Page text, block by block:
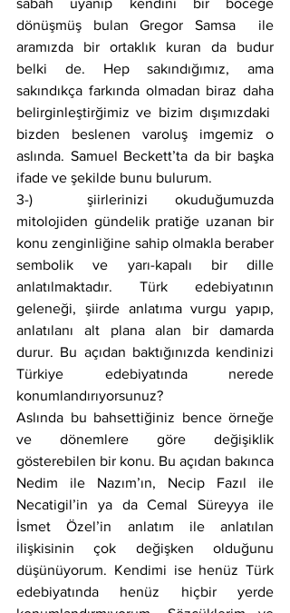
sabah uyanıp kendini bir böceğe
dönüşmüş bulan Gregor Samsa  ile
aramızda bir ortaklık kuran da budur
belki de. Hep sakındığımız, ama
sakındıkça farkında olmadan biraz daha
belirginleştirğimiz ve bizim dışımızdaki
bizden beslenen varoluş imgemiz o
aslında. Samuel Beckett’ta da bir başka
ifade ve şekilde bunu bulurum.
3-)  şiirlerinizi okuduğumuzda
mitolojiden gündelik pratiğe uzanan bir
konu zenginliğine sahip olmakla beraber
sembolik ve yarı-kapalı bir dille
anlatılmaktadır. Türk edebiyatının
geleneği, şiirde anlatıma vurgu yapıp,
anlatılanı alt plana alan bir damarda
durur. Bu açıdan baktığınızda kendinizi
Türkiye edebiyatında nerede
konumlandırıyorsunuz?
Aslında bu bahsettiğiniz bence örneğe
ve dönemlere göre değişiklik
gösterebilen bir konu. Bu açıdan bakınca
Nedim ile Nazım’ın, Necip Fazıl ile
Necatigil’in ya da Cemal Süreyya ile
İsmet Özel’in anlatım ile anlatılan
ilişkisinin çok değişken olduğunu
düşünüyorum. Kendimi ise henüz Türk
edebiyatında henüz hiçbir yerde